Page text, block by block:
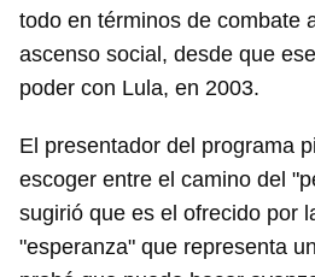
todo en términos de combate
ascenso social, desde que
poder con Lula, en 2003.
El presentador del programa
escoger entre el camino del
sugirió que es el ofrecido por
"esperanza" que representa